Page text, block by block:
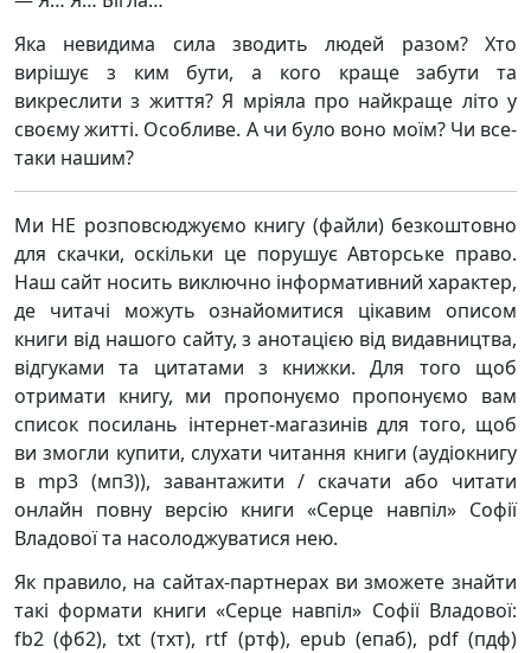
Яка невидима сила зводить людей разом? Хто
вирішує з ким бути, а кого краще забути та
викреслити з життя? Я мріяла про найкраще літо у
своєму житті. Особливе. А чи було воно моїм? Чи все-
таки нашим?
Ми НЕ розповсюджуємо книгу (файли) безкоштовно
для скачки, оскільки це порушує Авторське право.
Наш сайт носить виключно інформативний характер,
де читачі можуть ознайомитися цікавим описом
книги від нашого сайту, з анотацією від видавництва,
відгуками та цитатами з книжки. Для того щоб
отримати книгу, ми пропонуємо пропонуємо вам
список посилань інтернет-магазинів для того, щоб
ви змогли купити, слухати читання книги (аудіокнигу
в mp3 (мп3)), завантажити / скачати або читати
онлайн повну версію книги «Серце навпіл» Софії
Владової та насолоджуватися нею.
Як правило, на сайтах-партнерах ви зможете знайти
такі формати книги «Серце навпіл» Софії Владової:
fb2 (фб2), txt (тхт), rtf (ртф), epub (епаб), pdf (пдф)